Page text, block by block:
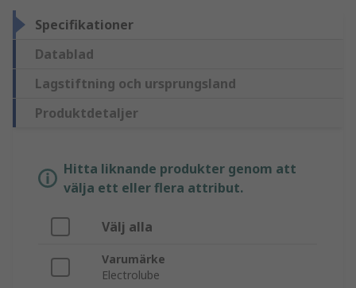
Specifikationer
Datablad
Lagstiftning och ursprungsland
Produktdetaljer
Hitta liknande produkter genom att
välja ett eller flera attribut.
Välj alla
Varumärke
Electrolube